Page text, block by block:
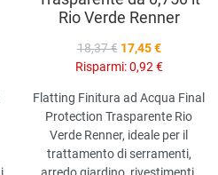
Rio Verde Renner
18,37 € 17,45 €
Risparmi:0,92 €
Flatting Finitura ad Acqua Final
Protection Trasparente Rio
Verde Renner, ideale per il
trattamento di serramenti,